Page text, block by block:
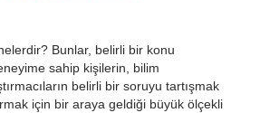
Bunlar, belirli bir konu
sahip kişilerin, bilim
belirli bir soruyu tartışmak
için bir araya geldiği büyük ölçekli